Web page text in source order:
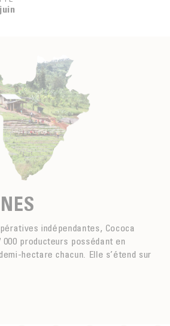
indépendantes, Cococa
producteurs possédant en
hectare chacun. Elle s’étend sur